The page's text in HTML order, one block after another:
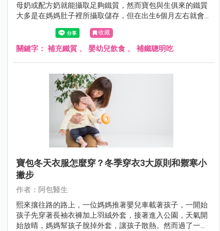
母奶或配方奶就能攝取足夠鐵質，然而寶包與生俱來的鐵質
大多是在媽媽肚子裡所攝取儲存，但在出生6個月左右就會
消耗殆盡，這時就須從食物中攝取鐵質，以下來說說如何幫
寶包聰明補鐵。
收藏
關鍵字： 補充鐵質 、 嬰幼兒飲食 、 補鐵聰明吃
寶包冬天衣服怎麼穿？冬季穿衣3大原則和禦寒小
撇步
作者：阿包醫生
熙來攘往路的路上，一位媽媽推著嬰兒車載著孩子，一開始
孩子先穿著長袖衣褲加上羽絨外套，接著進入公園，天氣開
始放晴，媽媽幫孩子脫掉外套，讓孩子散熱。然而過了一會